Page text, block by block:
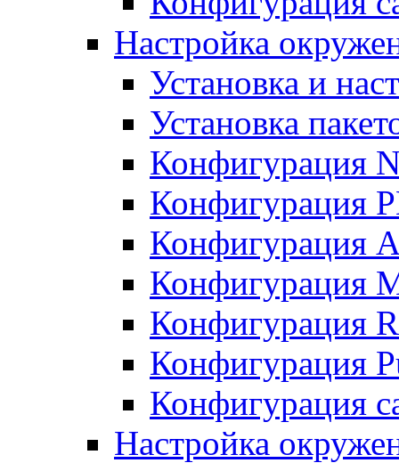
Настройка
Установка и
Установка
Конфигурация
Конфигурация
Конфигурация
Конфигурация
Конфигурация
Конфигурация
Конфигурация
Настройка